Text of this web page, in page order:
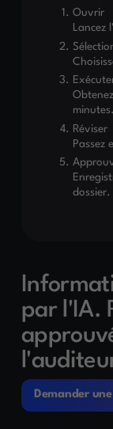
Ouvrir
Lancez
minutes.
Réviser
Passez
dossier.
par l'IA.
Demander
Demander une